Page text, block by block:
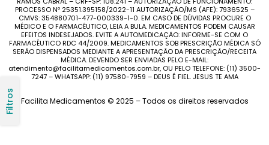
Filtros
PROCESSO Nº 25351.395158/2022-11 AUTORIZAÇÃO/MS (AFE): 7936525 –
CMVS: 354880701-477-000339-1-0. EM CASO DE DÚVIDAS PROCURE O
MÉDICO E O FARMACÊUTICO, LEIA A BULA. MEDICAMENTOS PODEM CAUSAR
EFEITOS INDESEJADOS. EVITE A AUTOMEDICAÇÃO: INFORME-SE COM O
FARMACÊUTICO RDC 44/2009. MEDICAMENTOS SOB PRESCRIÇÃO MÉDICA SÓ
SERÃO DISPENSADOS MEDIANTE A APRESENTAÇÃO DA PRESCRIÇÃO/RECEITA
MÉDICA. DEVENDO SER ENVIADAS PELO E-MAIL:
atendimento@facilitamedicamentos.com.br, OU PELO TELEFONE: (11) 3500-
7247 – WHATSAPP: (11) 97580-7959 – DEUS É FIEL. JESUS TE AMA
Facilita Medicamentos © 2025 – Todos os direitos reservados